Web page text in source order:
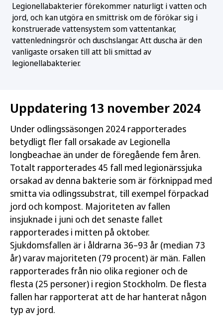
Legionellabakterier förekommer naturligt i vatten och
jord, och kan utgöra en smittrisk om de förökar sig i
konstruerade vattensystem som vattentankar,
vattenledningsrör och duschslangar. Att duscha är den
vanligaste orsaken till att bli smittad av
legionellabakterier.
Uppdatering 13 november 2024
Under odlingssäsongen 2024 rapporterades
betydligt fler fall orsakade av Legionella
longbeachae än under de föregående fem åren.
Totalt rapporterades 45 fall med legionärssjuka
orsakad av denna bakterie som är förknippad med
smitta via odlingssubstrat, till exempel förpackad
jord och kompost. Majoriteten av fallen
insjuknade i juni och det senaste fallet
rapporterades i mitten på oktober.
Sjukdomsfallen är i åldrarna 36–93 år (median 73
år) varav majoriteten (79 procent) är män. Fallen
rapporterades från nio olika regioner och de
flesta (25 personer) i region Stockholm. De flesta
fallen har rapporterat att de har hanterat någon
typ av jord.